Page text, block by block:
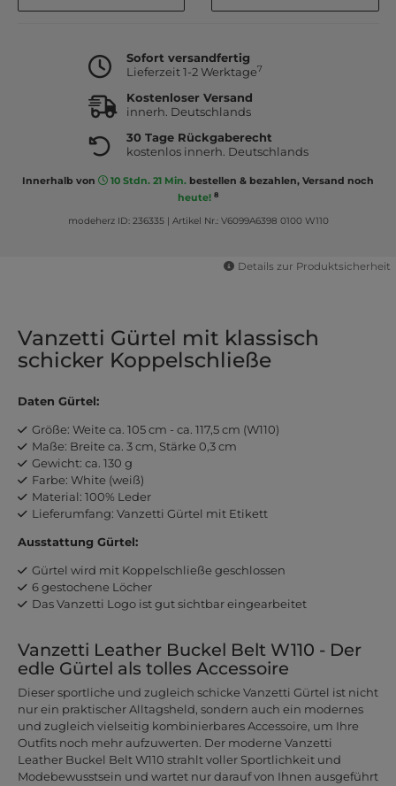
Sofort versandfertig
Lieferzeit 1-2 Werktage7
Kostenloser Versand
innerh. Deutschlands
30 Tage Rückgaberecht
kostenlos innerh. Deutschlands
Innerhalb von 10 Stdn. 21 Min. bestellen & bezahlen, Versand noch
heute! 8
modeherz ID: 236335| Artikel Nr.: V6099A6398 0100 W110
Details zur Produktsicherheit
Vanzetti Gürtel mit klassisch
schicker Koppelschließe
Daten Gürtel:
Größe: Weite ca. 105 cm - ca. 117,5 cm (W110)
Maße: Breite ca. 3 cm, Stärke 0,3 cm
Gewicht: ca. 130 g
Farbe: White (weiß)
Material: 100% Leder
Lieferumfang: Vanzetti Gürtel mit Etikett
Ausstattung Gürtel:
Gürtel wird mit Koppelschließe geschlossen
6 gestochene Löcher
Das Vanzetti Logo ist gut sichtbar eingearbeitet
Vanzetti Leather Buckel Belt W110 - Der
edle Gürtel als tolles Accessoire
Dieser sportliche und zugleich schicke Vanzetti Gürtel ist nicht
nur ein praktischer Alltagsheld, sondern auch ein modernes
und zugleich vielseitig kombinierbares Accessoire, um Ihre
Outfits noch mehr aufzuwerten. Der moderne Vanzetti
Leather Buckel Belt W110 strahlt voller Sportlichkeit und
Modebewusstsein und wartet nur darauf von Ihnen ausgeführt